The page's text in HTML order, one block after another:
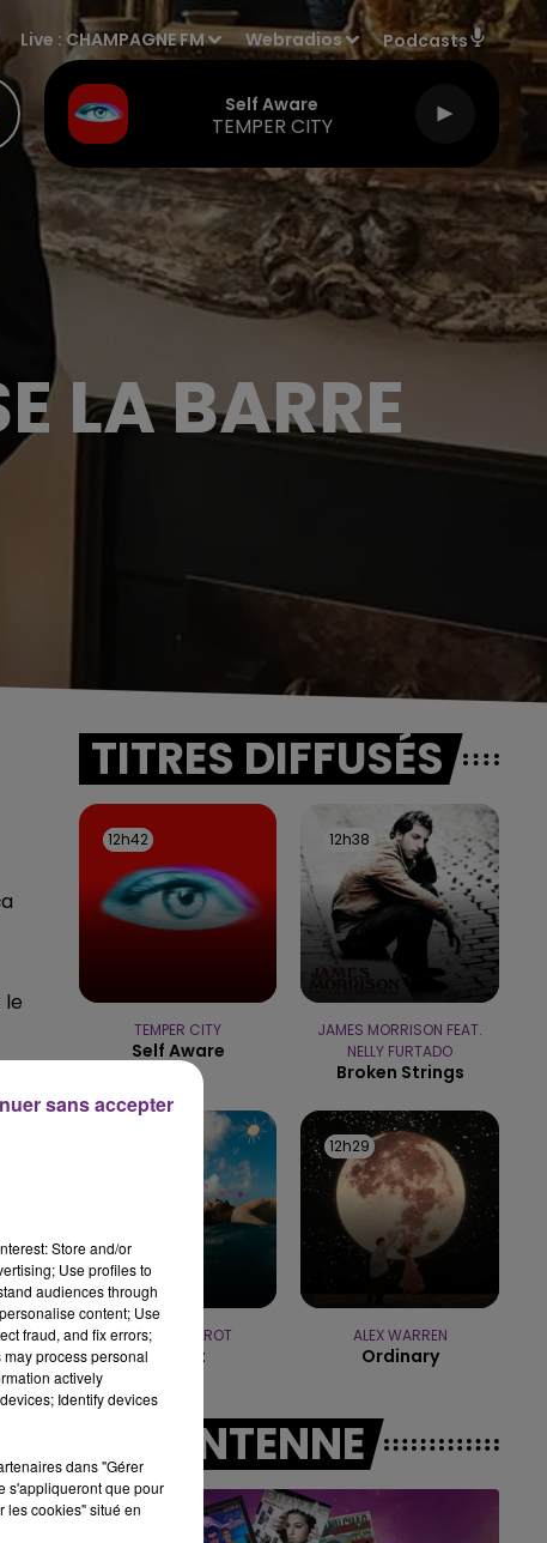
Live :CHAMPAGNE FM Webradios Podcasts
Self Aware
TEMPER CITY
15h00 - 19h00
LE CLUB CHAMPAGNE FM
LA BARRE
le
TITRES DIFFUSÉS
12h42
12h42
TEMPER CITY
Self Aware
12h38
12h38
JAMES MORRISON FEAT.
NELLY FURTADO
Broken Strings
JEREMY FREROT
Frerot
12h29
12h29
ALEX WARREN
Ordinary
A L'ANTENNE
Store and/or
Use profiles to
audiences through
content; Use
fraud, and fix errors;
process personal
actively
Identify devices
dans "Gérer
s'appliqueront que pour
les cookies" situé en
sans accepter